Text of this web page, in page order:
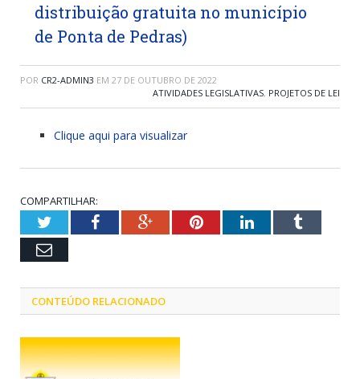
distribuição gratuita no município
de Ponta de Pedras)
POR CR2-ADMIN3 EM 27 DE OUTUBRO DE 2022
ATIVIDADES LEGISLATIVAS, PROJETOS DE LEI
Clique aqui para visualizar
COMPARTILHAR:
TwitterFacebookGoogle+PinterestLinkedInTumblr
Email
CONTEÚDO RELACIONADO